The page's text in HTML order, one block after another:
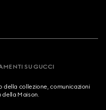
SU GUCCI
della collezione, comunicazioni
Maison.